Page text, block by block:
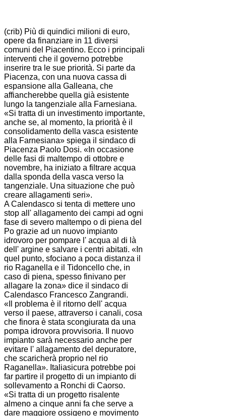
(crib) Più di quindici milioni di euro,
opere da finanziare in 11 diversi
comuni del Piacentino. Ecco i principali
interventi che il governo potrebbe
inserire tra le sue priorità. Si parte da
Piacenza, con una nuova cassa di
espansione alla Galleana, che
affiancherebbe quella già esistente
lungo la tangenziale alla Farnesiana.
«Si tratta di un investimento importante,
anche se, al momento, la priorità è il
consolidamento della vasca esistente
alla Farnesiana» spiega il sindaco di
Piacenza Paolo Dosi. «In occasione
delle fasi di maltempo di ottobre e
novembre, ha iniziato a filtrare acqua
dalla sponda della vasca verso la
tangenziale. Una situazione che può
creare allagamenti seri».
A Calendasco si tenta di mettere uno
stop all' allagamento dei campi ad ogni
fase di severo maltempo o di piena del
Po grazie ad un nuovo impianto
idrovoro per pompare l' acqua al di là
dell' argine e salvare i centri abitati. «In
quel punto, sfociano a poca distanza il
rio Raganella e il Tidoncello che, in
caso di piena, spesso finivano per
allagare la zona» dice il sindaco di
Calendasco Francesco Zangrandi.
«Il problema è il ritorno dell' acqua
verso il paese, attraverso i canali, cosa
che finora è stata scongiurata da una
pompa idrovora provvisoria. Il nuovo
impianto sarà necessario anche per
evitare l' allagamento del depuratore,
che scaricherà proprio nel rio
Raganella». Italiasicura potrebbe poi
far partire il progetto di un impianto di
sollevamento a Ronchi di Caorso.
«Si tratta di un progetto risalente
almeno a cinque anni fa che serve a
dare maggiore ossigeno e movimento